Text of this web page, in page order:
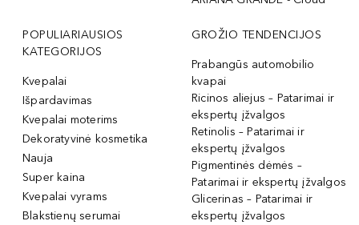
POPULIARIAUSIOS
KATEGORIJOS
Kvepalai
Išpardavimas
Kvepalai moterims
Dekoratyvinė kosmetika
Nauja
Super kaina
Kvepalai vyrams
Blakstienų serumai
GROŽIO TENDENCIJOS
Prabangūs automobilio
kvapai
Ricinos aliejus – Patarimai ir
ekspertų įžvalgos
Retinolis – Patarimai ir
ekspertų įžvalgos
Pigmentinės dėmės –
Patarimai ir ekspertų įžvalgos
Glicerinas – Patarimai ir
ekspertų įžvalgos